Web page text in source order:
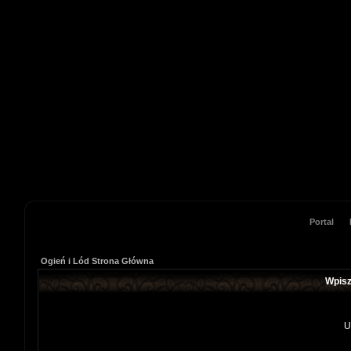
Portal
Ogień i Lód Strona Główna